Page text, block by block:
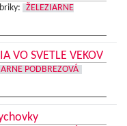
ŽELEZIARNE
VO SVETLE VEKOV
PODBREZOVÁ